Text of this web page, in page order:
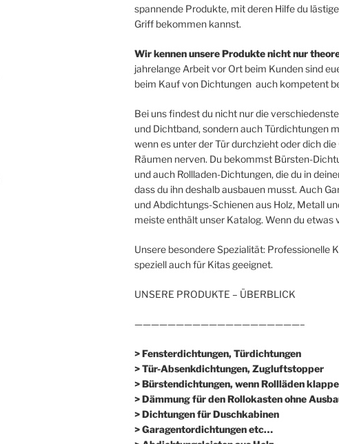
spannende Produkte, mit deren Hilfe du
Griff bekommen kannst.
Wir kennen unsere Produkte nicht nur
jahrelange Arbeit vor Ort beim Kunden sind
beim Kauf von Dichtungen auch kompetent
Bei uns findest du nicht nur die
und Dichtband, sondern auch Türdichtungen
wenn es unter der Tür durchzieht oder dich
Räumen nerven. Du bekommst Bürsten-
und auch Rollladen-Dichtungen, die du in
dass du ihn deshalb ausbauen musst. Auch
und Abdichtungs-Schienen aus Holz, Metall
meiste enthält unser Katalog. Wenn du etwas
Unsere besondere Spezialität: Professionelle
speziell auch für Kitas geeignet.
UNSERE PRODUKTE – ÜBERBLICK
————————————————————–
> Fensterdichtungen, Türdichtungen
> Tür-Absenkdichtungen, Zugluftstopper
> Bürstendichtungen, wenn Rollläden
> Dämmung für den Rollokasten ohne
> Dichtungen für Duschkabinen
> Garagentordichtungen etc…